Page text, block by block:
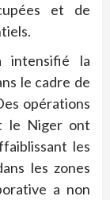
et de
intensifié la
le cadre de
opérations
le Niger ont
les
les zones
a non